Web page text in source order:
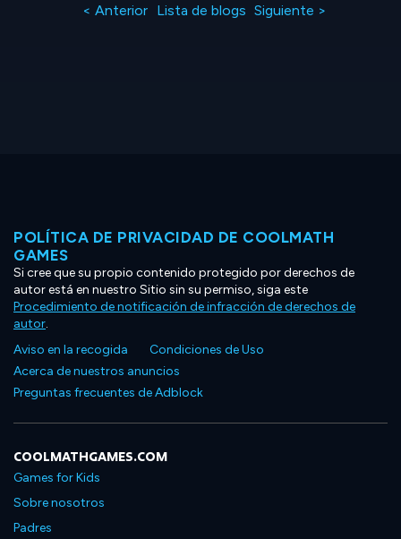
< Anterior Lista de blogs Siguiente >
POLÍTICA DE PRIVACIDAD DE COOLMATH
GAMES
Si cree que su propio contenido protegido por derechos de
autor está en nuestro Sitio sin su permiso, siga este
Procedimiento de notificación de infracción de derechos de
autor.
Aviso en la recogida
Condiciones de Uso
Acerca de nuestros anuncios
Preguntas frecuentes de Adblock
COOLMATHGAMES.COM
Games for Kids
Sobre nosotros
Padres